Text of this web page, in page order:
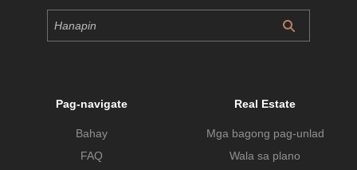
Pag-navigate
Bahay
FAQ
Real Estate
Mga bagong pag-unlad
Wala sa plano